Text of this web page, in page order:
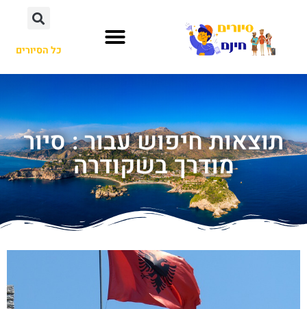
כל הסיורים
תוצאות חיפוש עבור : סיור
מודרך בשקודרה